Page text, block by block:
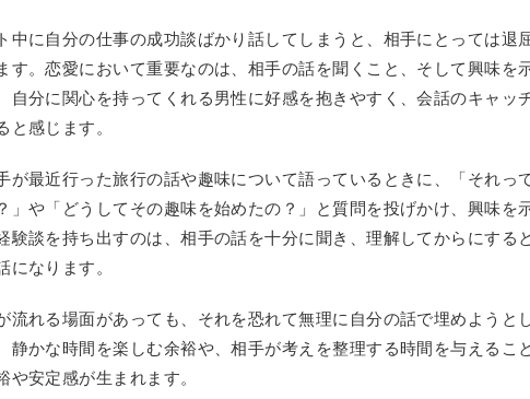
中に自分の仕事の成功談ばかり話してしまうと、相手にとっては退
す。恋愛において重要なのは、相手の話を聞くこと、そして興味を
自分に関心を持ってくれる男性に好感を抱きやすく、会話のキャッ
と感じます。
が最近行った旅行の話や趣味について語っているときに、「それっ
」や「どうしてその趣味を始めたの？」と質問を投げかけ、興味を
験談を持ち出すのは、相手の話を十分に聞き、理解してからにする
になります。
流れる場面があっても、それを恐れて無理に自分の話で埋めようと
静かな時間を楽しむ余裕や、相手が考えを整理する時間を与えること
や安定感が生まれます。